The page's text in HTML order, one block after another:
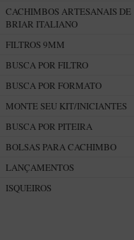
CACHIMBOS ARTESANAIS DE
BRIAR ITALIANO
FILTROS 9MM
BUSCA POR FILTRO
BUSCA POR FORMATO
MONTE SEU KIT/INICIANTES
BUSCA POR PITEIRA
BOLSAS PARA CACHIMBO
LANÇAMENTOS
ISQUEIROS